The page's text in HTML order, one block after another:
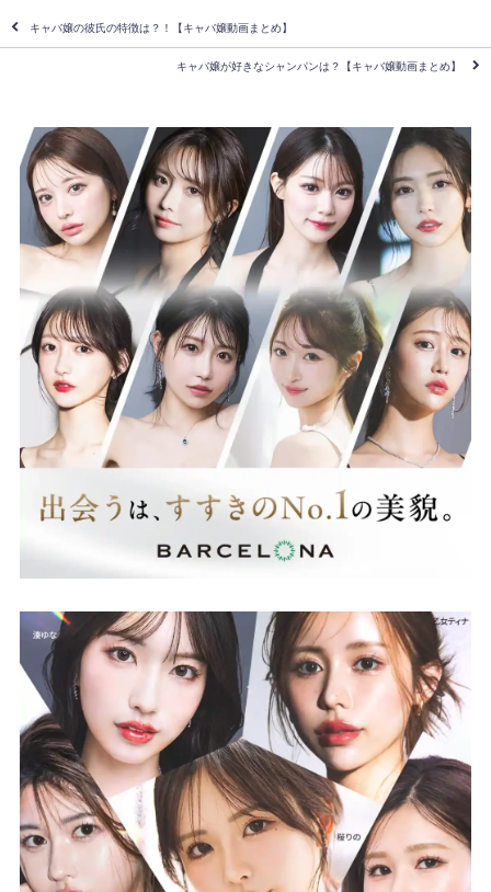
キャバ嬢の彼氏の特徴は？！【キャバ嬢動画まとめ】
キャバ嬢が好きなシャンパンは？【キャバ嬢動画まとめ】